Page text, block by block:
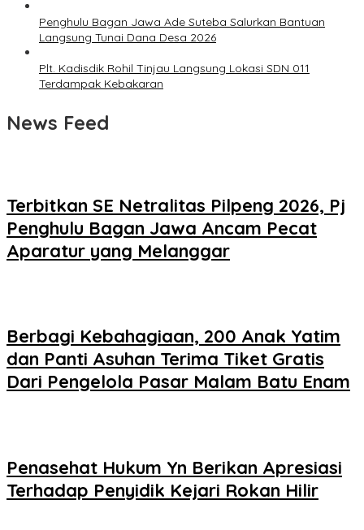
Penghulu Bagan Jawa Ade Suteba Salurkan Bantuan
Langsung Tunai Dana Desa 2026
Plt. Kadisdik Rohil Tinjau Langsung Lokasi SDN 011
Terdampak Kebakaran
News Feed
Terbitkan SE Netralitas Pilpeng 2026, Pj
Penghulu Bagan Jawa Ancam Pecat
Aparatur yang Melanggar
Berbagi Kebahagiaan, 200 Anak Yatim
dan Panti Asuhan Terima Tiket Gratis
Dari Pengelola Pasar Malam Batu Enam
Penasehat Hukum Yn Berikan Apresiasi
Terhadap Penyidik Kejari Rokan Hilir